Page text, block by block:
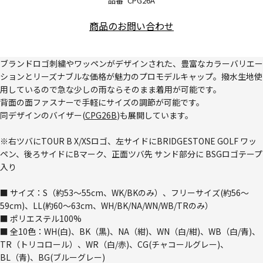
商品のお問い合わせ
ブランドロゴ刺繍やワッペンがデザインされた、豊富なカラーバリエー
ションとリーズナブルな価格が魅力のプロモデルキャップ。撥水生地使
用しているので急な少しの雨ならそのまま着用が可能です。
背面の面ファスナーで手軽にサイズの調節が可能です。
同デザインのバイザー(CPG26B)も展開しています。
※右ツバにTOUR B X/XSロゴ、左サイドにBRIDGESTONE GOLF ワッ
ペン、後ろサイドにBマーク、正面ツバ先 サンド部分に BSGロゴテープ
入り
■ サイズ：S（約53～55cm、WK/BKのみ）、フリーサイズ(約56～
59cm)、LL(約60～63cm、WH/BK/NA/WN/WB/TRのみ）
■ ポリエステル100%
■ 全10色：WH(白)、BK（黒)、NA（紺)、WN（白/紺)、WB（白/青)、
TR（トリコロール）、WR（白/赤)、CG(チャコールグレー)、
BL（青)、BG(ブルーグレー)